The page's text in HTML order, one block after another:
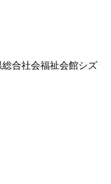
合社会福祉会館シズ